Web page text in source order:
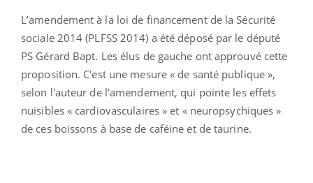
L’amendement à la loi de financement de la Sécurité
sociale 2014 (PLFSS 2014) a été déposé par le député
PS Gérard Bapt. Les élus de gauche ont approuvé cette
proposition. C'est une mesure « de santé publique »,
selon l'auteur de l’amendement, qui pointe les effets
nuisibles « cardiovasculaires » et « neuropsychiques »
de ces boissons à base de caféine et de taurine.